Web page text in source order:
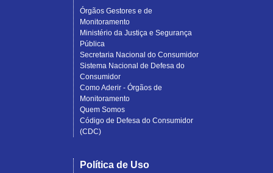
Órgãos Gestores e de
Monitoramento
Ministério da Justiça e Segurança
Pública
Secretaria Nacional do Consumidor
Sistema Nacional de Defesa do
Consumidor
Como Aderir - Órgãos de
Monitoramento
Quem Somos
Código de Defesa do Consumidor
(CDC)
Política de Uso